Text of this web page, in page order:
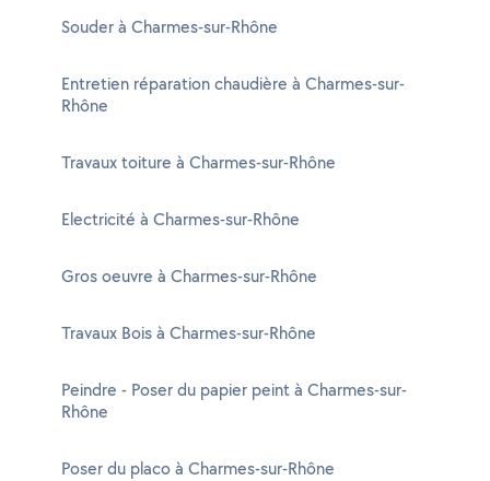
Souder à Charmes-sur-Rhône
Entretien réparation chaudière à Charmes-sur-
Rhône
Travaux toiture à Charmes-sur-Rhône
Electricité à Charmes-sur-Rhône
Gros oeuvre à Charmes-sur-Rhône
Travaux Bois à Charmes-sur-Rhône
Peindre - Poser du papier peint à Charmes-sur-
Rhône
Poser du placo à Charmes-sur-Rhône